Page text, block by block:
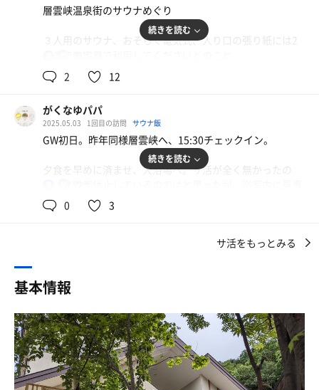
イサウナ、タオルマットが敷いてありました。お風呂は内
湯と露天１つずつのコンパクトな造り。水風呂、ベンチ
層雲峡唯一の100%源泉掛け流し温泉とのこと。泉質は単
のない柔らかいお湯でした。特に露天は温度が低めでゆっ
たりと♨️
残念なのがシャワーが自動で3秒くらいで止まること（短
過ぎる）飲料水がないこと。休憩する椅子やベンチがない
内の香り（香水のような芳香剤のような）が気になりまし
た。
上記より、温泉やサウナを重視しない方向け、お風呂はパ
層雲峡温泉街のサウナめぐり
３人用のサウナ、おそらく電気式、入り口の張り紙には2
狭いサ室にパワー十分過ぎて、しばしば100°になるアチア
チで大量発汗、熱すぎ〜
ないので、ちょいと残念
6時過ぎると皆さん食事に行くので貸切状態
露天風呂の東家の柱に背をもたげての外気浴は、なかなか
全体的にこじんまりとしているけど、泉質は格別かも、10
水風呂なくてもよい冬になったら、また行こうかなと
続きを読む
2 12
がくなゆパパ
2025.05.03 1回目の訪問 サウナ飯
GW初日。昨年同様層雲峡へ、15:30チェックイン。
夕食を早めに済ませ、大浴場へ。サ活が全く無かったの
に鎮座。大浴場は層雲峡内で唯一の源泉掛け流し。サウナ
は定員2名だが、上段だけで3名入れそう。中はストーブの
浴が気持ち良く、露天風呂でととのい。計2セット。
サウナは夕方〜夜のみの営業の為、宿泊の方は注意して下
さい。良いお湯でした。ありがとうございました。
続きを読む
0 3
サ活をもっとみる
基本情報